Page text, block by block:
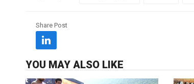
Share Post
YOU MAY ALSO LIKE